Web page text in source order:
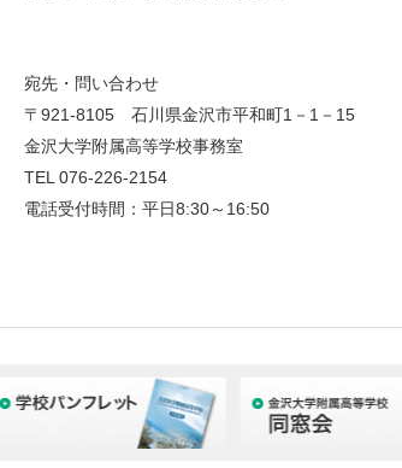
宛先・問い合わせ
〒921-8105 石川県金沢市平和町1－1－15
金沢大学附属高等学校事務室
TEL 076-226-2154
電話受付時間：平日8:30～16:50